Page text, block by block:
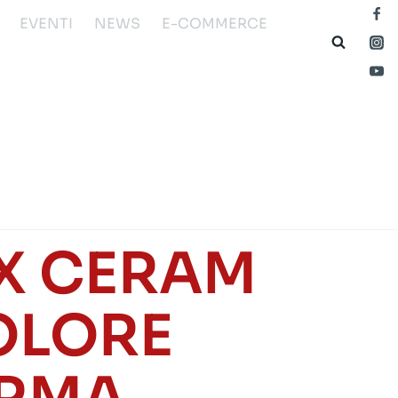
EVENTI NEWS E-COMMERCE
CERAM